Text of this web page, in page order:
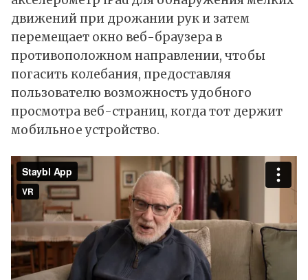
движений при дрожании рук и затем
перемещает окно веб-браузера в
противоположном направлении, чтобы
погасить колебания, предоставляя
пользователю возможность удобного
просмотра веб-страниц, когда тот держит
мобильное устройство.